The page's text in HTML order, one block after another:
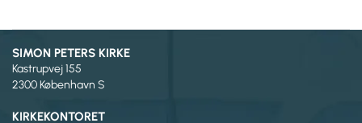
SIMON PETERS KIRKE
Kastrupvej 155
2300 København S
KIRKEKONTORET